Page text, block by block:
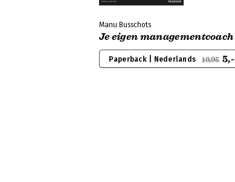
Manu Busschots
Je eigen managementcoach
Paperback | Nederlands 19,95 5,-